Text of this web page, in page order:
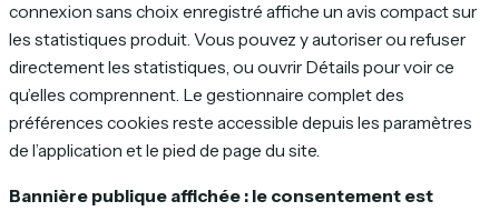
connexion sans choix enregistré affiche un avis compact sur
les statistiques produit. Vous pouvez y autoriser ou refuser
directement les statistiques, ou ouvrir Détails pour voir ce
qu’elles comprennent. Le gestionnaire complet des
préférences cookies reste accessible depuis les paramètres
de l’application et le pied de page du site.
Bannière publique affichée : le consentement est